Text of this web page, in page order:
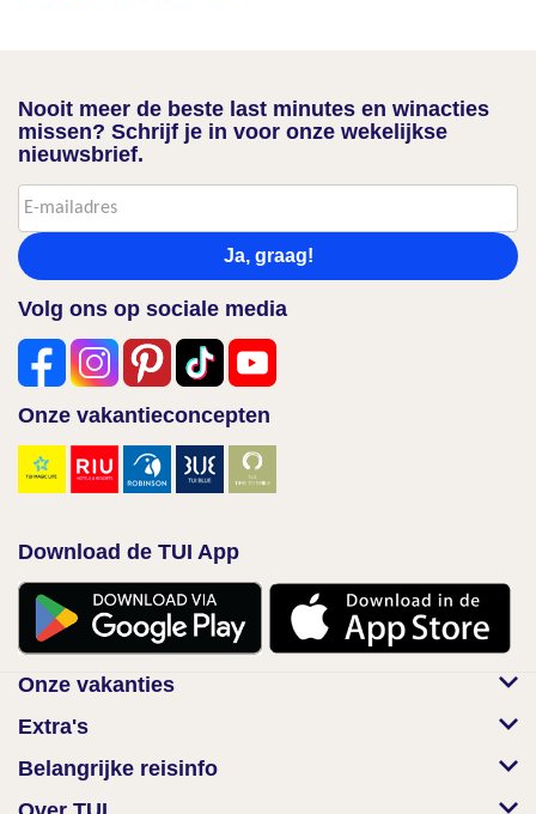
Nooit meer de beste last minutes en winacties
missen? Schrijf je in voor onze wekelijkse
nieuwsbrief.
Ja, graag!
Volg ons op sociale media
Onze vakantieconcepten
Download de TUI App
Onze vakanties
Extra's
Belangrijke reisinfo